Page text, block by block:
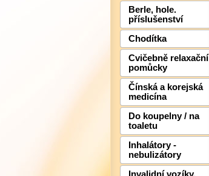
Berle, hole.
příslušenství
Chodítka
Cvičebně relaxační
pomůcky
Čínská a korejská
medicína
Do koupelny / na
toaletu
Inhalátory -
nebulizátory